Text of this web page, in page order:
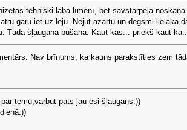
tehniski labā līmenī, bet savstarpēja noskaņa
garu iet uz leju. Nejūt azartu un degsmi lielākā
Tāda šļaugana būšana. Kaut kas... priekš kaut
Nav brīnums, ka kauns parakstīties zem
tēmu,varbūt pats jau esi šļaugans:))